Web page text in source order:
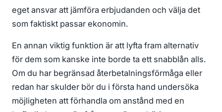
eget ansvar att jämföra erbjudanden och välja det
som faktiskt passar ekonomin.
En annan viktig funktion är att lyfta fram alternativ
för dem som kanske inte borde ta ett snabblån alls.
Om du har begränsad återbetalningsförmåga eller
redan har skulder bör du i första hand undersöka
möjligheten att förhandla om anstånd med en